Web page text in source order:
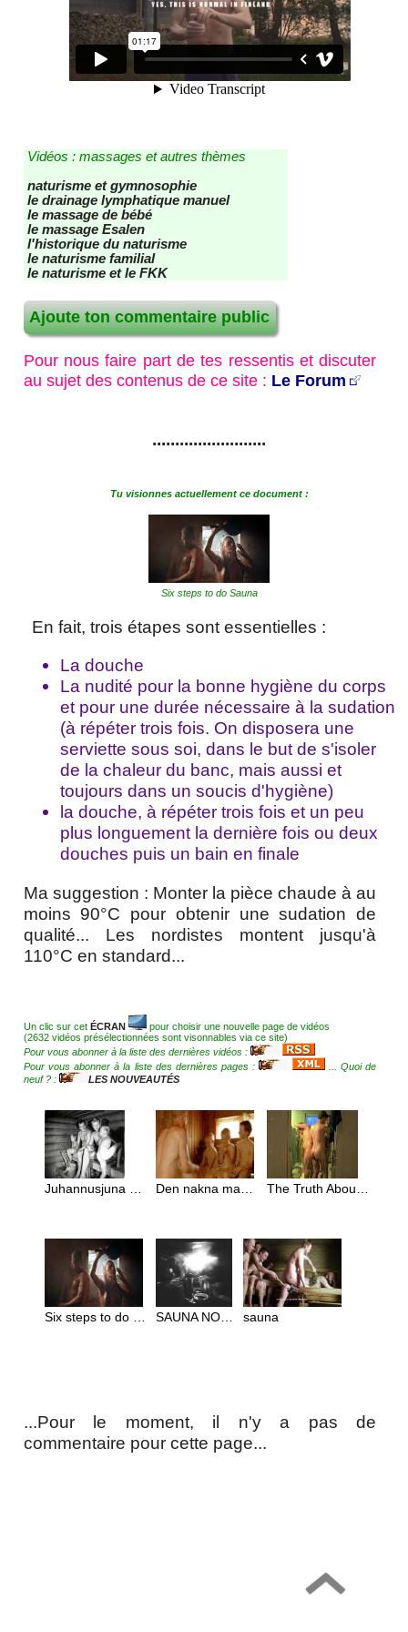
les nouveaux articles
les nouvelles vidéos
contact - site - forum
Vidéos : massages et autres thèmes
naturisme et gymnosophie
le drainage lymphatique manuel
le massage de bébé
le massage Esalen
l'historique du naturisme
le naturisme familial
le naturisme et le FKK
Ajoute ton commentaire public
Pour nous faire part de tes ressentis et discuter
au sujet des contenus de ce site : Le Forum
.........................
Tu visionnes actuellement ce document :
Six steps to do Sauna
En fait, trois étapes sont essentielles :
La douche
La nudité pour la bonne hygiène du corps
et pour une durée nécessaire à la sudation
(à répéter trois fois. On disposera une
serviette sous soi, dans le but de s'isoler
de la chaleur du banc, mais aussi et
toujours dans un soucis d'hygiène)
la douche, à répéter trois fois et un peu
plus longuement la dernière fois ou deux
douches puis un bain en finale
Ma suggestion : Monter la pièce chaude à au
moins 90°C pour obtenir une sudation de
qualité... Les nordistes montent jusqu'à
110°C en standard...
Un clic sur cet ÉCRAN
pour choisir une nouvelle page de vidéos
(2632 vidéos présélectionnées sont visonnables via ce site)
Pour vous abonner à la liste des dernières vidéos :
Pour vous abonner à la liste des dernières pages :
... Quoi de
neuf ? :
LES NOUVEAUTÉS
Six steps to do Sauna SAUNA NOOK sauna
...Pour le moment, il n'y a pas de
commentaire pour cette page...